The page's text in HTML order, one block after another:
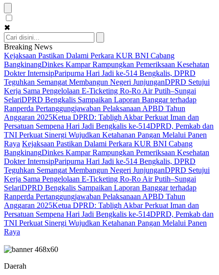
✖
Breaking News
Kejaksaan Pastikan Dalami Perkara KUR BNI Cabang
BangkinangDinkes Kampar Rampungkan Pemeriksaan Kesehatan
Dokter InternsipParipurna Hari Jadi ke-514 Bengkalis, DPRD
Teguhkan Semangat Membangun Negeri JunjunganDPRD Setujui
Kerja Sama Pengelolaan E-Ticketing Ro-Ro Air Putih–Sungai
SelariDPRD Bengkalis Sampaikan Laporan Banggar terhadap
Ranperda Pertanggungjawaban Pelaksanaan APBD Tahun
Anggaran 2025Ketua DPRD: Tabligh Akbar Perkuat Iman dan
Persatuan Sempena Hari Jadi Bengkalis ke-514DPRD, Pemkab dan
TNI Perkuat Sinergi Wujudkan Ketahanan Pangan Melalui Panen
Raya Kejaksaan Pastikan Dalami Perkara KUR BNI Cabang
BangkinangDinkes Kampar Rampungkan Pemeriksaan Kesehatan
Dokter InternsipParipurna Hari Jadi ke-514 Bengkalis, DPRD
Teguhkan Semangat Membangun Negeri JunjunganDPRD Setujui
Kerja Sama Pengelolaan E-Ticketing Ro-Ro Air Putih–Sungai
SelariDPRD Bengkalis Sampaikan Laporan Banggar terhadap
Ranperda Pertanggungjawaban Pelaksanaan APBD Tahun
Anggaran 2025Ketua DPRD: Tabligh Akbar Perkuat Iman dan
Persatuan Sempena Hari Jadi Bengkalis ke-514DPRD, Pemkab dan
TNI Perkuat Sinergi Wujudkan Ketahanan Pangan Melalui Panen
Raya
Daerah